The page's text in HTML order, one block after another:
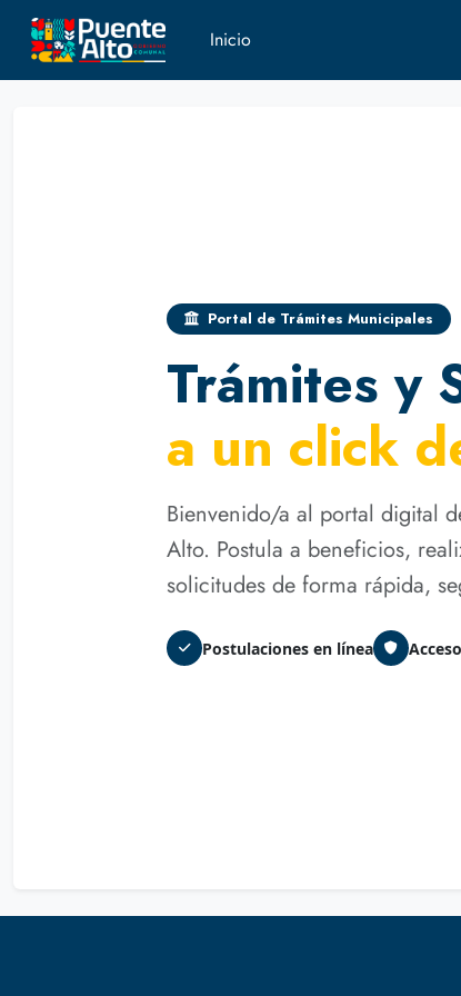
Inicio
Portal de Trámites Municipales
Trámites y
a un click
Bienvenido/a al portal digital
Alto. Postula a beneficios,
solicitudes de forma rápida,
Postulaciones en línea